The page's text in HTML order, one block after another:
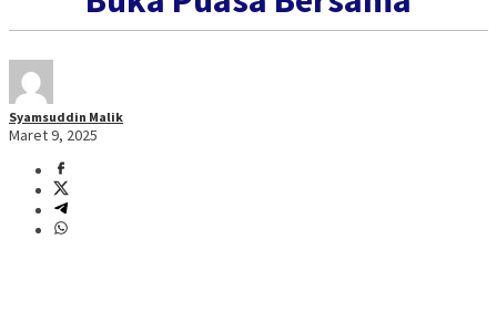
Syamsuddin Malik
Maret 9, 2025